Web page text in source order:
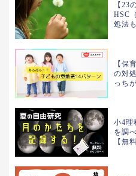
【23
HSC
処法
【保
の対
っち
小4
を調
【無